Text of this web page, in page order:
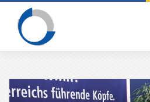
Skip
content